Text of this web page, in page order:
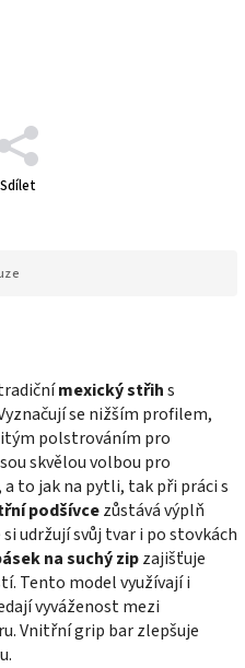
Sdílet
mexický střihs
se nižším profilem,
polstrováním pro
skvělou volbou pro
to jak na pytli, tak při práci s
podšívcezůstává výplň
udržují svůj tvar i po stovkách
na suchýzipzajišťuje
Tento model využívají i
vyváženost mezi
Vnitřní grip bar zlepšuje